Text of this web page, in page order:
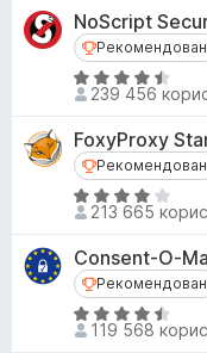
,
4
з
5
і
н
к
а
,
8
з
5
NoScript
О
ц
і
н
к
а
,
4
з
5
239 456
FoxyProxy
О
ц
і
н
к
а
213 665
Consent-O-
О
ц
119 568